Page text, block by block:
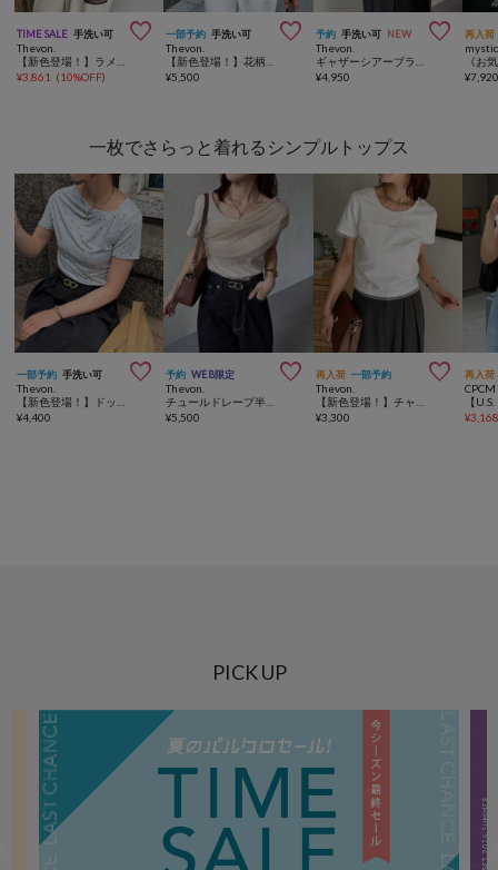
TIME SALE 手洗い可 
Thevon.
¥3,861 (10%OFF)
一部予約 手洗い可 
Thevon.
¥5,500
予約 手洗い可 NEW 
Thevon.
¥4,950
再入荷
mystic
¥
一枚でさらっと着れるシンプルトップス
一部予約 手洗い可 
Thevon.
¥4,400
予約 WEB限定 
Thevon.
¥5,500
再入荷 一部予約 
Thevon.
¥3,300
再入荷
CPCM
¥
PICK UP